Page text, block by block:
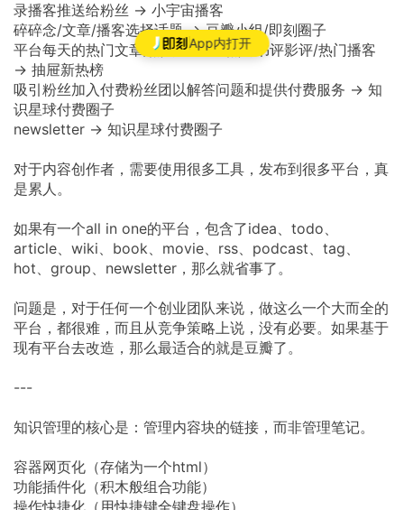
App内打开
录播客推送给粉丝 → 小宇宙播客
碎碎念/文章/播客选择话题 → 豆瓣小组/即刻圈子
平台每天的热门文章/热门碎碎念/热门书评影评/热门播客
→ 抽屉新热榜
吸引粉丝加入付费粉丝团以解答问题和提供付费服务 → 知
识星球付费圈子
newsletter → 知识星球付费圈子
对于内容创作者，需要使用很多工具，发布到很多平台，真
是累人。
如果有一个all in one的平台，包含了idea、todo、
article、wiki、book、movie、rss、podcast、tag、
hot、group、newsletter，那么就省事了。
问题是，对于任何一个创业团队来说，做这么一个大而全的
平台，都很难，而且从竞争策略上说，没有必要。如果基于
现有平台去改造，那么最适合的就是豆瓣了。
---
知识管理的核心是：​管理内容块的链接，而非管理笔记。
​容器网页化（存储为一个html）
功能插件化（积木般组合功能）
​操作快捷化（用快捷键全键盘操作）